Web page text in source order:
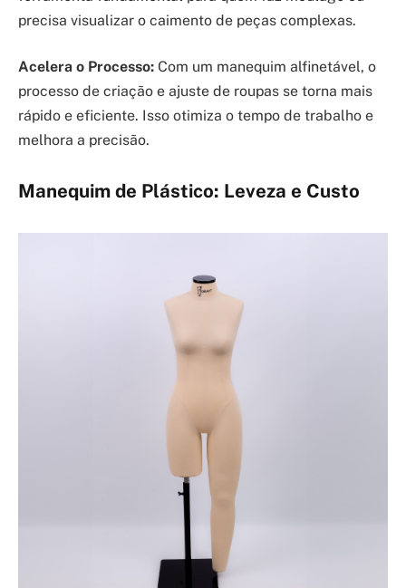
precisa visualizar o caimento de peças complexas.
Acelera o Processo: Com um manequim alfinetável, o
processo de criação e ajuste de roupas se torna mais
rápido e eficiente. Isso otimiza o tempo de trabalho e
melhora a precisão.
Manequim de Plástico: Leveza e Custo